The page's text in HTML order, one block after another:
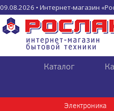
09.08.2026 • Интернет-магазин
Каталог
Электроника